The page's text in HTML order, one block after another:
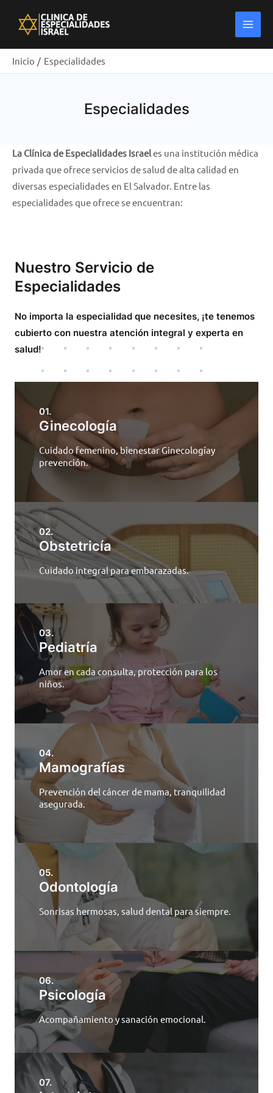
Main
Inicio Especialidades
Especialidades
La Clínica de Especialidades Israeles una institución médica
privada que ofrece servicios de salud de alta calidad en
diversas especialidades en El Salvador. Entre las
especialidades que ofrece se encuentran:
Nuestro Servicio de
Especialidades
No importa la especialidad que necesites, ¡te tenemos
cubierto con nuestra atención integral y experta en
salud!
01.
Ginecología
Cuidado femenino, bienestar Ginecologíay
prevención.
02.
Obstetricía
Cuidado integral para embarazadas.
03.
Pediatría
Amor en cada consulta, protección para los
niños.
04.
Mamografías
Prevención del cáncer de mama, tranquilidad
asegurada.
05.
Odontología
Sonrisas hermosas, salud dental para siempre.
06.
Psicología
Acompañamiento y sanación emocional.
07.